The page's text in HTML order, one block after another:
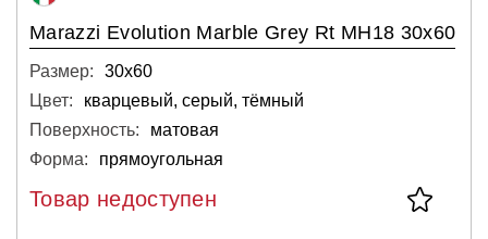
Marazzi Evolution Marble Grey Rt MH18 30x60
Размер:
30х60
Цвет:
кварцевый, серый, тёмный
Поверхность:
матовая
Форма:
прямоугольная
Товар недоступен